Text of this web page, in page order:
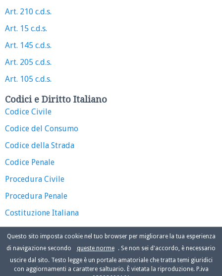
Art. 210 c.d.s.
Art. 15 c.d.s.
Art. 145 c.d.s.
Art. 205 c.d.s.
Art. 105 c.d.s.
Codici e Diritto Italiano
Codice Civile
Codice del Consumo
Codice della Strada
Codice Penale
Procedura Civile
Procedura Penale
Costituzione Italiana
Questo sito imposta cookie nel tuo browser per migliorare la tua esperienza
di navigazione secondo
queste norme
. Se non sei d'accordo, è necessario
uscire dal sito. Testo legge è un portale amatoriale che tratta temi giuridici
con aggiornamenti a carattere saltuario. È vietata la riproduzione. P.iva